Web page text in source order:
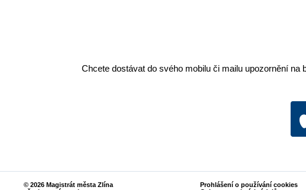
Chcete dostávat do svého mobilu či mailu upozornění
© 2026 Magistrát města Zlína
Prohlášení o používání cookies